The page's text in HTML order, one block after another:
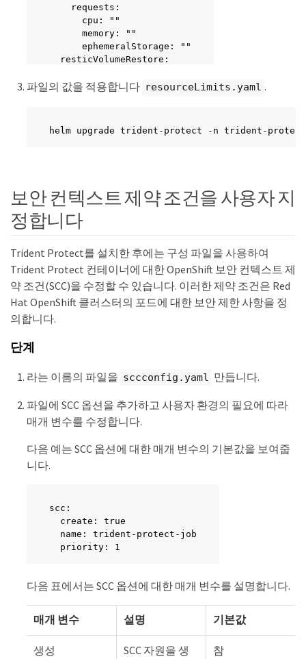
    requests:
      cpu: ""
      memory: ""
      ephemeralStorage: ""
  resticVolumeRestore:
      cpu: ""
    requests:
      cpu: ""
    limits:
      cpu: ""
      memory: ""
      ephemeralStorage: ""
      cpu: ""
      memory: ""
      ephemeralStorage: ""
  kopiaVolumeRestore:
    limits:
      cpu: ""
      cpu: ""
      memory: ""
파일의 값을 적용합니다 resourceLimits.yaml .
helm upgrade trident-protect -n trident-
보안 컨텍스트 제약 조건을 사용자 지
정합니다
Trident Protect를 설치한 후에는 구성 파일을 사용하여
Trident Protect 컨테이너에 대한 OpenShift 보안 컨텍스트 제
약 조건(SCC)을 수정할 수 있습니다. 이러한 제약 조건은 Red
Hat OpenShift 클러스터의 포드에 대한 보안 제한 사항을 정
의합니다.
단계
라는 이름의 파일을 sccconfig.yaml 만듭니다.
파일에 SCC 옵션을 추가하고 사용자 환경의 필요에 따라
매개 변수를 수정합니다.
다음 예는 SCC 옵션에 대한 매개 변수의 기본값을 보여줍
니다.
scc:
  create: true
  name: trident-protect-job
  priority: 1
다음 표에서는 SCC 옵션에 대한 매개 변수를 설명합니다.
매개 변수 설명 기본값
생성
SCC 자원을 생
참